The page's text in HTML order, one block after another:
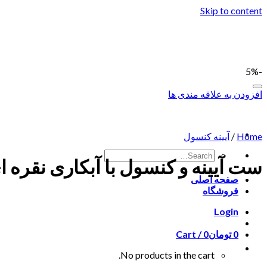
Skip to content
صفحه اصلی
فروشگاه
Login
Cart /
تومان0
0
No products in the cart.
-5%
افزودن به علاقه مندی ها
Home
/ آیینه کنسول
ست آیینه و کنسول با آبکاری نقره